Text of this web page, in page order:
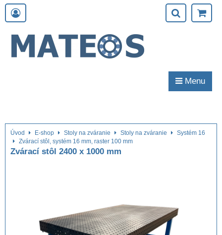
Menu
Úvod E-shop Stoly na zváranie Stoly na zváranie
Systém 16
Zvárací stôl, systém 16 mm, raster 100 mm
Zvárací stôl 2400 x 1000 mm